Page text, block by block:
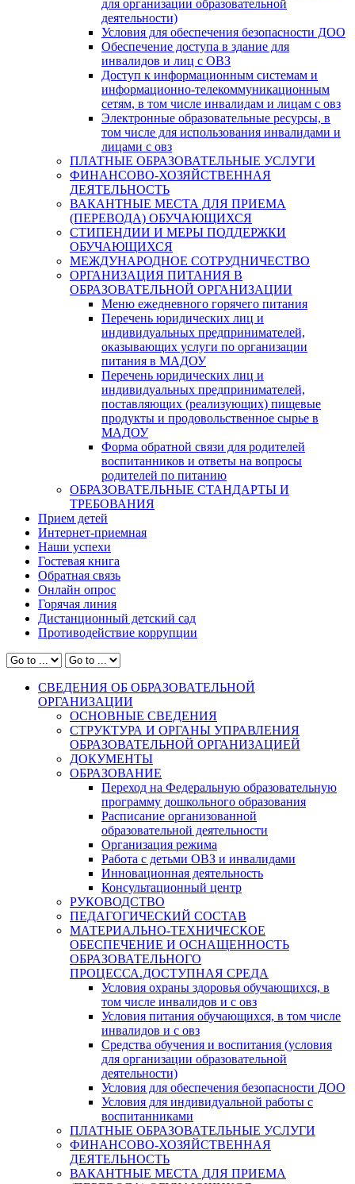
для организации образовательной
деятельности)
Условия для обеспечения безопасности ДОО
Обеспечение доступа в здание для
инвалидов и лиц с ОВЗ
Доступ к информационным системам и
информационно-телекоммуникационным
сетям, в том числе инвалидам и лицам с овз
Электронные образовательные ресурсы, в
том числе для использования инвалидами и
лицами с овз
ПЛАТНЫЕ ОБРАЗОВАТЕЛЬНЫЕ УСЛУГИ
ФИНАНСОВО-ХОЗЯЙСТВЕННАЯ
ДЕЯТЕЛЬНОСТЬ
ВАКАНТНЫЕ МЕСТА ДЛЯ ПРИЕМА
(ПЕРЕВОДА) ОБУЧАЮЩИХСЯ
СТИПЕНДИИ И МЕРЫ ПОДДЕРЖКИ
ОБУЧАЮЩИХСЯ
МЕЖДУНАРОДНОЕ СОТРУДНИЧЕСТВО
ОРГАНИЗАЦИЯ ПИТАНИЯ В
ОБРАЗОВАТЕЛЬНОЙ ОРГАНИЗАЦИИ
Меню ежедневного горячего питания
Перечень юридических лиц и
индивидуальных предпринимателей,
оказывающих услуги по организации
питания в МАДОУ
Перечень юридических лиц и
индивидуальных предпринимателей,
поставляющих (реализующих) пищевые
продукты и продовольственное сырье в
МАДОУ
Форма обратной связи для родителей
воспитанников и ответы на вопросы
родителей по питанию
ОБРАЗОВАТЕЛЬНЫЕ СТАНДАРТЫ И
ТРЕБОВАНИЯ
Прием детей
Интернет-приемная
Наши успехи
Гостевая книга
Обратная связь
Онлайн опрос
Горячая линия
Дистанционный детский сад
Противодействие коррупции
СВЕДЕНИЯ ОБ ОБРАЗОВАТЕЛЬНОЙ
ОРГАНИЗАЦИИ
ОСНОВНЫЕ СВЕДЕНИЯ
СТРУКТУРА И ОРГАНЫ УПРАВЛЕНИЯ
ОБРАЗОВАТЕЛЬНОЙ ОРГАНИЗАЦИЕЙ
ДОКУМЕНТЫ
ОБРАЗОВАНИЕ
Переход на Федеральную образовательную
программу дошкольного образования
Расписание организованной
образовательной деятельности
Организация режима
Работа с детьми ОВЗ и инвалидами
Инновационная деятельность
Консультационный центр
РУКОВОДСТВО
ПЕДАГОГИЧЕСКИЙ СОСТАВ
МАТЕРИАЛЬНО-ТЕХНИЧЕСКОЕ
ОБЕСПЕЧЕНИЕ И ОСНАЩЕННОСТЬ
ОБРАЗОВАТЕЛЬНОГО
ПРОЦЕССА.ДОСТУПНАЯ СРЕДА
Условия охраны здоровья обучающихся, в
том числе инвалидов и с овз
Условия питания обучающихся, в том числе
инвалидов и с овз
Средства обучения и воспитания (условия
для организации образовательной
деятельности)
Условия для обеспечения безопасности ДОО
Условия для индивидуальной работы с
воспитанниками
ПЛАТНЫЕ ОБРАЗОВАТЕЛЬНЫЕ УСЛУГИ
ФИНАНСОВО-ХОЗЯЙСТВЕННАЯ
ДЕЯТЕЛЬНОСТЬ
ВАКАНТНЫЕ МЕСТА ДЛЯ ПРИЕМА